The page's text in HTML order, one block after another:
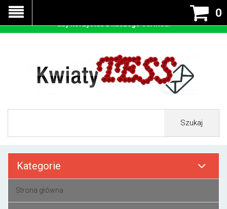
0
Szukaj
Kategorie
Strona główna
Nasza strona korzysta z cookies - czyli tzw ciastek w celu
prawidłowego działania. Zaakceptuj przyjmowanie cookies
aby korzystać z naszego serwisu.